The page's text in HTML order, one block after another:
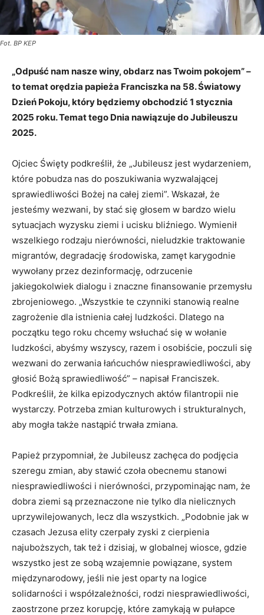
Fot. BP KEP
„Odpuść nam nasze winy, obdarz nas Twoim pokojem” –
to temat orędzia papieża Franciszka na 58. Światowy
Dzień Pokoju, który będziemy obchodzić 1 stycznia
2025 roku. Temat tego Dnia nawiązuje do Jubileuszu
2025.
Ojciec Święty podkreślił, że „Jubileusz jest wydarzeniem,
które pobudza nas do poszukiwania wyzwalającej
sprawiedliwości Bożej na całej ziemi”. Wskazał, że
jesteśmy wezwani, by stać się głosem w bardzo wielu
sytuacjach wyzysku ziemi i ucisku bliźniego. Wymienił
wszelkiego rodzaju nierówności, nieludzkie traktowanie
migrantów, degradację środowiska, zamęt karygodnie
wywołany przez dezinformację, odrzucenie
jakiegokolwiek dialogu i znaczne finansowanie przemysłu
zbrojeniowego. „Wszystkie te czynniki stanowią realne
zagrożenie dla istnienia całej ludzkości. Dlatego na
początku tego roku chcemy wsłuchać się w wołanie
ludzkości, abyśmy wszyscy, razem i osobiście, poczuli się
wezwani do zerwania łańcuchów niesprawiedliwości, aby
głosić Bożą sprawiedliwość” – napisał Franciszek.
Podkreślił, że kilka epizodycznych aktów filantropii nie
wystarczy. Potrzeba zmian kulturowych i strukturalnych,
aby mogła także nastąpić trwała zmiana.
Papież przypomniał, że Jubileusz zachęca do podjęcia
szeregu zmian, aby stawić czoła obecnemu stanowi
niesprawiedliwości i nierówności, przypominając nam, że
dobra ziemi są przeznaczone nie tylko dla nielicznych
uprzywilejowanych, lecz dla wszystkich. „Podobnie jak w
czasach Jezusa elity czerpały zyski z cierpienia
najuboższych, tak też i dzisiaj, w globalnej wiosce, gdzie
wszystko jest ze sobą wzajemnie powiązane, system
międzynarodowy, jeśli nie jest oparty na logice
solidarności i współzależności, rodzi niesprawiedliwości,
zaostrzone przez korupcję, które zamykają w pułapce